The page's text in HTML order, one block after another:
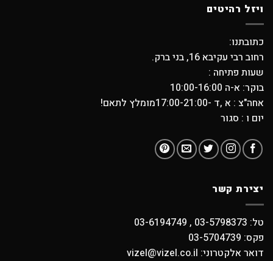
ויזל רהיטים
כתובתנו:
רחוב רבי עקיבא 16, בני ברק.
שעות פתיחה :
בוקר: א-ה 10:00-16:00
אחה"צ : א ,ד -17:00-21:00מומלץ לתאם!
יום ו : סגור
יצירת קשר
טל: 03-5798373 , 03-6194749
פקס: 03-5704739
דואר אלקטרוני: vizel@vizel.co.il